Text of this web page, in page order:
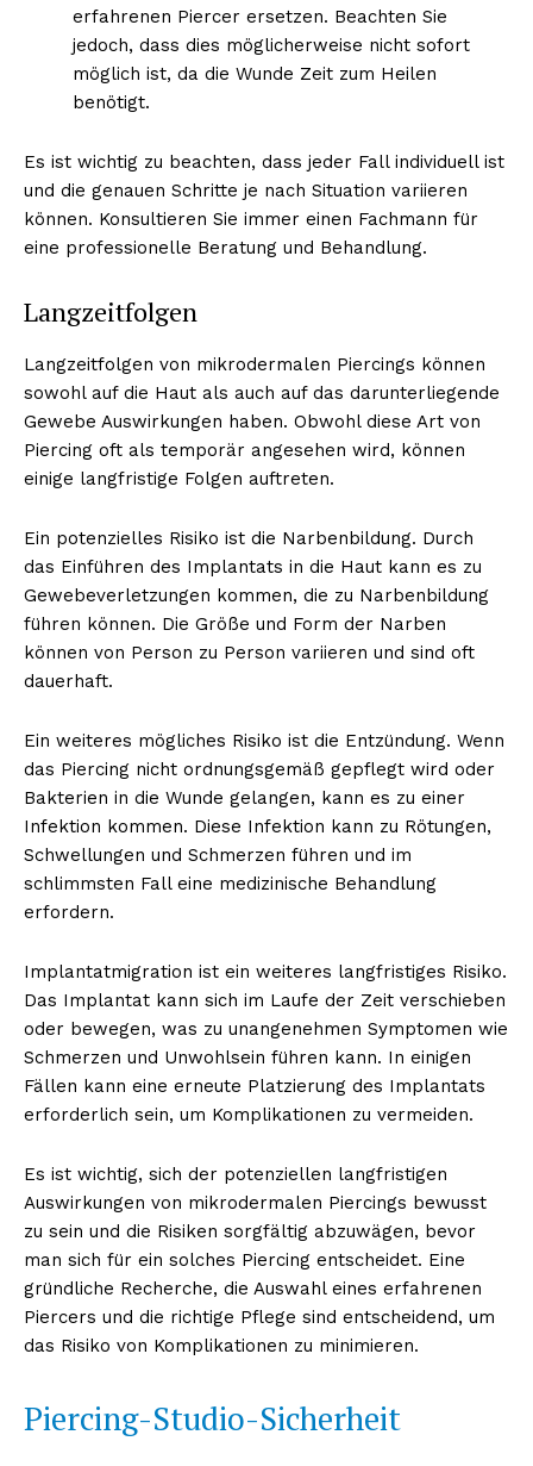
erfahrenen Piercer ersetzen. Beachten Sie
jedoch, dass dies möglicherweise nicht sofort
möglich ist, da die Wunde Zeit zum Heilen
benötigt.
Es ist wichtig zu beachten, dass jeder Fall individuell ist
und die genauen Schritte je nach Situation variieren
können. Konsultieren Sie immer einen Fachmann für
eine professionelle Beratung und Behandlung.
Langzeitfolgen
Langzeitfolgen von mikrodermalen Piercings können
sowohl auf die Haut als auch auf das darunterliegende
Gewebe Auswirkungen haben. Obwohl diese Art von
Piercing oft als temporär angesehen wird, können
einige langfristige Folgen auftreten.
Ein potenzielles Risiko ist die Narbenbildung. Durch
das Einführen des Implantats in die Haut kann es zu
Gewebeverletzungen kommen, die zu Narbenbildung
führen können. Die Größe und Form der Narben
können von Person zu Person variieren und sind oft
dauerhaft.
Ein weiteres mögliches Risiko ist die Entzündung. Wenn
das Piercing nicht ordnungsgemäß gepflegt wird oder
Bakterien in die Wunde gelangen, kann es zu einer
Infektion kommen. Diese Infektion kann zu Rötungen,
Schwellungen und Schmerzen führen und im
schlimmsten Fall eine medizinische Behandlung
erfordern.
Implantatmigration ist ein weiteres langfristiges Risiko.
Das Implantat kann sich im Laufe der Zeit verschieben
oder bewegen, was zu unangenehmen Symptomen wie
Schmerzen und Unwohlsein führen kann. In einigen
Fällen kann eine erneute Platzierung des Implantats
erforderlich sein, um Komplikationen zu vermeiden.
Es ist wichtig, sich der potenziellen langfristigen
Auswirkungen von mikrodermalen Piercings bewusst
zu sein und die Risiken sorgfältig abzuwägen, bevor
man sich für ein solches Piercing entscheidet. Eine
gründliche Recherche, die Auswahl eines erfahrenen
Piercers und die richtige Pflege sind entscheidend, um
das Risiko von Komplikationen zu minimieren.
Piercing-Studio-Sicherheit